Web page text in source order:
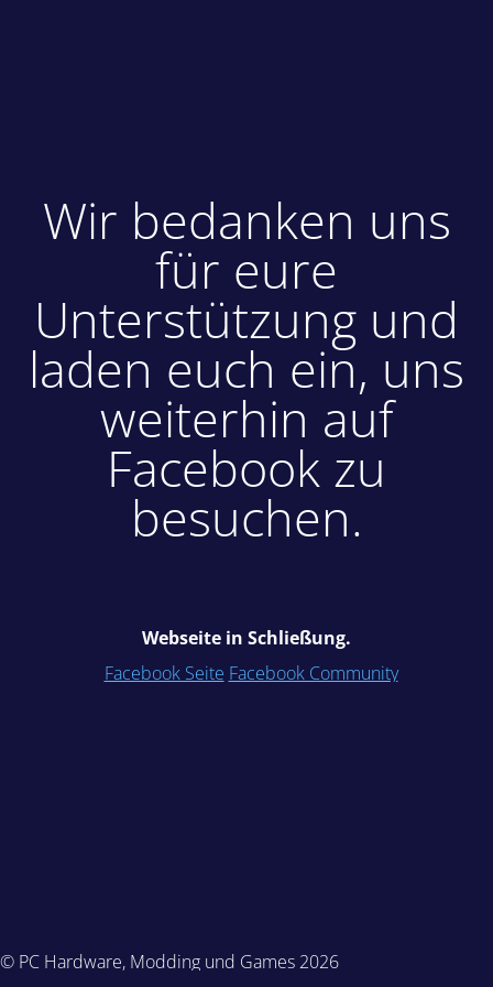
Wir bedanken uns
für eure
Unterstützung und
laden euch ein, uns
weiterhin auf
Facebook zu
besuchen.
Webseite in Schließung.
Facebook Seite Facebook Community
© PC Hardware, Modding und Games 2026